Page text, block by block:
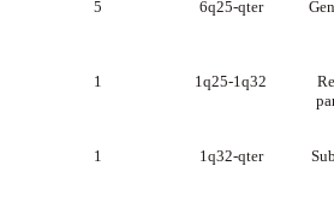
5 6q25-qter
1 1q25-1q32
1 1q32-qter